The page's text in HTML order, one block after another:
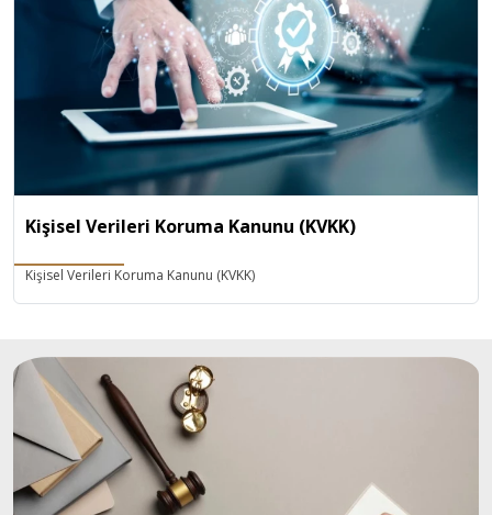
Kişisel Verileri Koruma Kanunu (KVKK)
Kişisel Verileri Koruma Kanunu (KVKK)